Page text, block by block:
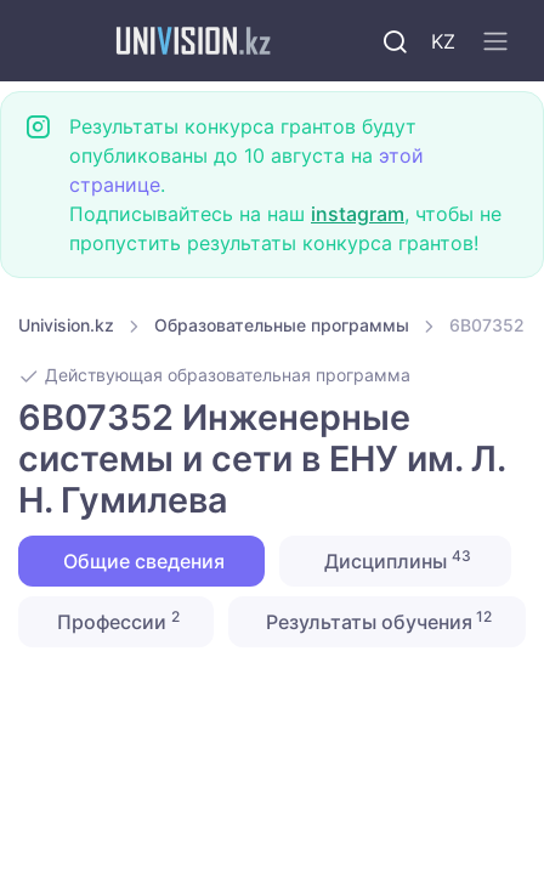
KZ
Результаты конкурса грантов будут
опубликованы до 10 августа на этой
странице.
Подписывайтесь на наш instagram, чтобы не
пропустить результаты конкурса грантов!
Univision.kz Образовательные программы 6B07352
Действующая образовательная программа
6B07352 Инженерные
системы и сети в ЕНУ им. Л.
Н. Гумилева
Общие сведения Дисциплины 43
Профессии 2 Результаты обучения 12